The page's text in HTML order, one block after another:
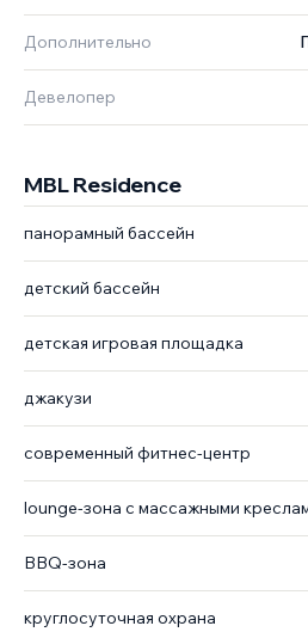
Дополнительно
Девелопер
MBL Residence
панорамный бассейн
детский бассейн
детская игровая площадка
джакузи
современный фитнес-центр
lounge-зона с массажными
BBQ-зона
круглосуточная охрана